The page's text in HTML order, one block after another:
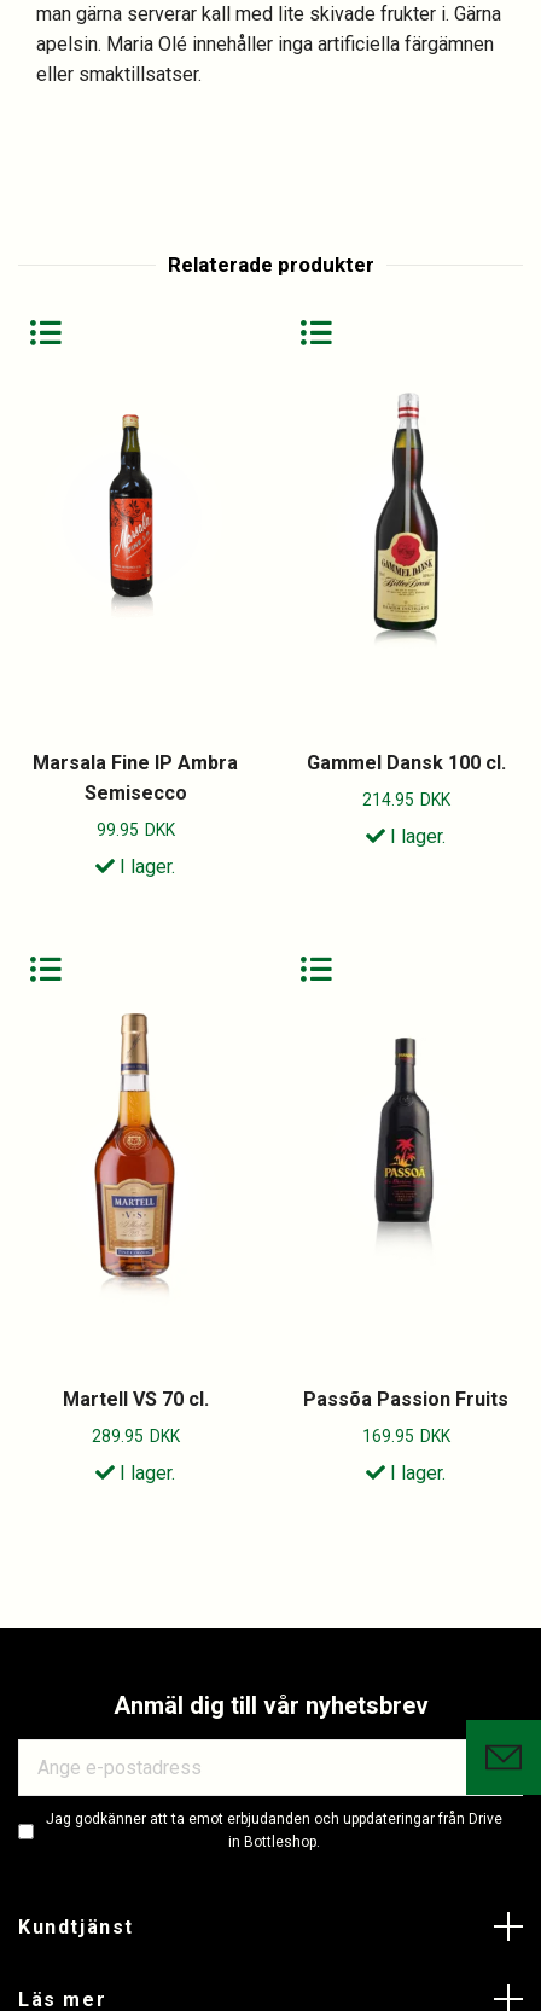
man gärna serverar kall med lite skivade frukter i. Gärna
apelsin. Maria Olé innehåller inga artificiella färgämnen
eller smaktillsatser.
Relaterade produkter
Marsala Fine IP Ambra
Semisecco
99.95 DKK
I lager.
Gammel Dansk 100 cl.
214.95 DKK
I lager.
Martell VS 70 cl.
289.95 DKK
I lager.
Passõa Passion Fruits
169.95 DKK
I lager.
Anmäl dig till vår nyhetsbrev
Jag godkänner att ta emot erbjudanden och uppdateringar från Drive
in Bottleshop.
Kundtjänst
Läs mer